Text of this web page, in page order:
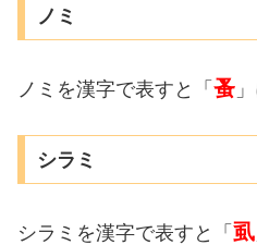
ノミ
ノミを漢字で表すと「 蚤
シラミ
シラミを漢字で表すと「 虱